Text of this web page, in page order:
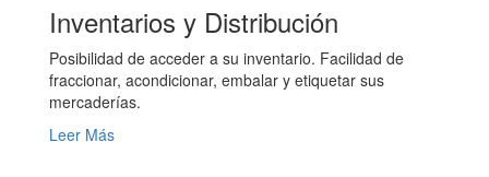
Inventarios y Distribución
Posibilidad de acceder a su inventario. Facilidad de
fraccionar, acondicionar, embalar y etiquetar sus
mercaderías.
Leer Más